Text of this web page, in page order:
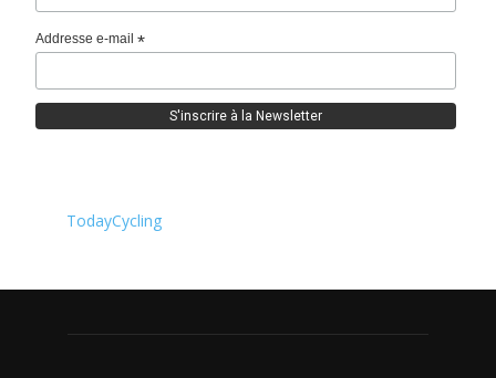
Addresse e-mail*
TodayCycling